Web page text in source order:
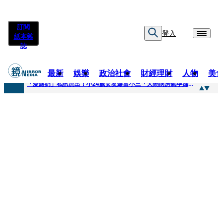
訂閱
紙本雜
誌
登入
最新 娛樂 政治社會 財經理財 人物 美
快訊
「愛露奶」私訊流出！小24歲女友爆當小三「大鬧病房氣孕婦」 姜厚任不忍回應了